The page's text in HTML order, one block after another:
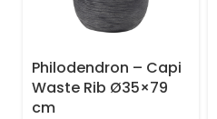
Philodendron – Capi
Waste Rib Ø35×79
cm